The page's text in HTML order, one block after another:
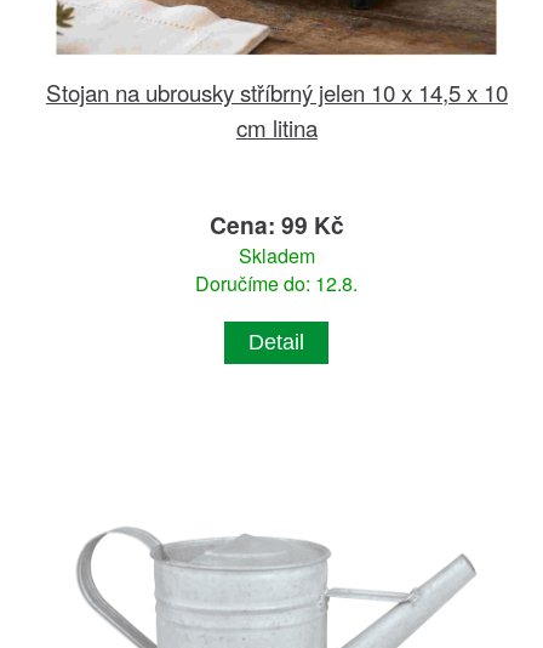
Stojan na ubrousky stříbrný jelen 10 x 14,5 x 10
cm litina
Cena: 99 Kč
Skladem
Doručíme do: 12.8.
Detail